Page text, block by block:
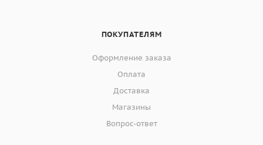
ПОКУПАТЕЛЯМ
Оформление заказа
Оплата
Доставка
Магазины
Вопрос-ответ